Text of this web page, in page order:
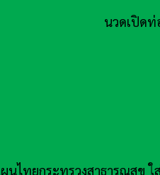
นวดเปิด
ไทยกระทรวงสาธารณสุข